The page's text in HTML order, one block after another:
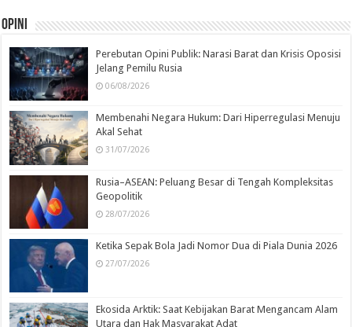
Opini
Perebutan Opini Publik: Narasi Barat dan Krisis Oposisi
Jelang Pemilu Rusia
06/08/2026
Membenahi Negara Hukum: Dari Hiperregulasi Menuju
Akal Sehat
31/07/2026
Rusia–ASEAN: Peluang Besar di Tengah Kompleksitas
Geopolitik
28/07/2026
Ketika Sepak Bola Jadi Nomor Dua di Piala Dunia 2026
27/07/2026
Ekosida Arktik: Saat Kebijakan Barat Mengancam Alam
Utara dan Hak Masyarakat Adat